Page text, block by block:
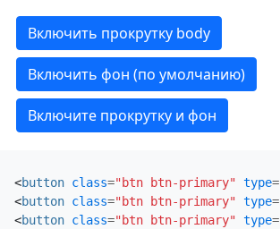
Включить прокрутку body
Включить фон (по умолчанию)
Включите прокрутку и фон
<button class="btn btn-primary" type=
<button class="btn btn-primary" type=
<button class="btn btn-primary" type=